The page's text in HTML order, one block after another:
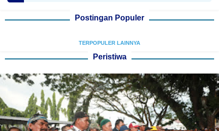
Postingan Populer
TERPOPULER LAINNYA
Peristiwa